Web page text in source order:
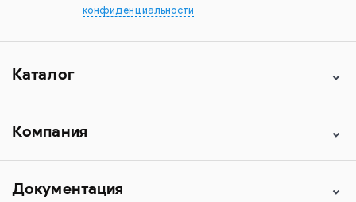
конфиденциальности
Каталог
Компания
Документация